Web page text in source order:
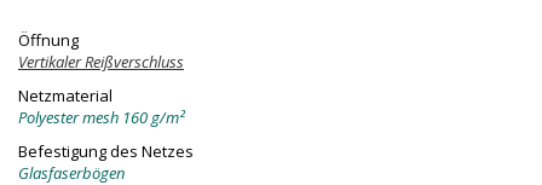
Öffnung
Vertikaler Reißverschluss
Netzmaterial
Polyester mesh 160 g/m²
Befestigung des Netzes
Glasfaserbögen